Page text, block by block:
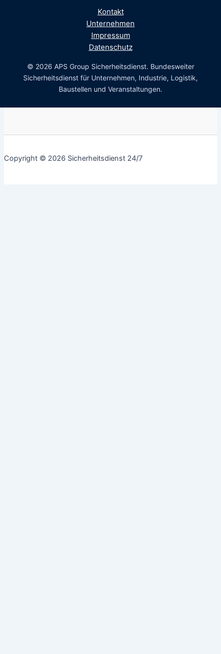
Kontakt
Unternehmen
Impressum
Datenschutz
© 2026 APS Group Sicherheitsdienst. Bundesweiter
Sicherheitsdienst für Unternehmen, Industrie, Logistik,
Baustellen und Veranstaltungen.
Copyright © 2026 Sicherheitsdienst 24/7